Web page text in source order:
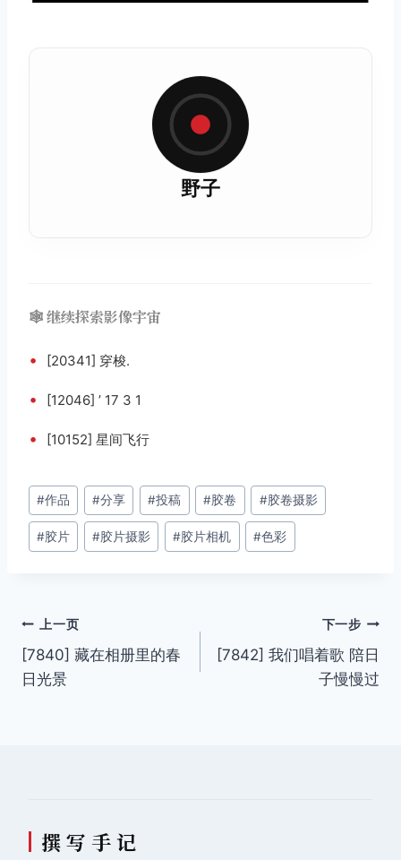
野子
🕸️ 继续探索影像宇宙
• [20341] 穿梭.
• [12046] ’ 17 3 1
• [10152] 星间飞行
文
章
标
#作品 #分享 #投稿 #胶卷 #胶卷摄影
#胶片 #胶片摄影 #胶片相机 #色彩
文
章
上一页
[7840] 藏在相册里的春
日光景
下一步
[7842] 我们唱着歌 陪日
子慢慢过
撰 写 手 记